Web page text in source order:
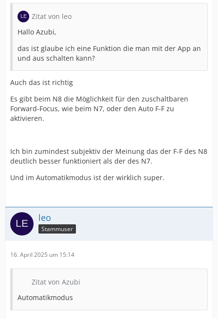
Zitat von leo
Hallo Azubi,
das ist glaube ich eine Funktion die man mit der App an
und aus schalten kann?
Auch das ist richtig
Es gibt beim N8 die Möglichkeit für den zuschaltbaren
Forward-Focus, wie beim N7, oder den Auto F-F zu
aktivieren.
Ich bin zumindest subjektiv der Meinung das der F-F des N8
deutlich besser funktioniert als der des N7.
Und im Automatikmodus ist der wirklich super.
leo
Stammuser
16. April 2025 um 15:14
Zitat von Azubi
Automatikmodus